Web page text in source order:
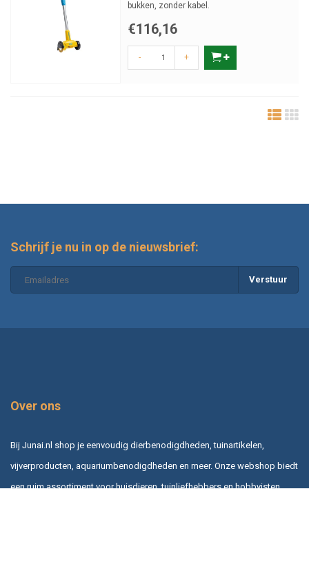
bukken, zonder kabel.
€116,16
- +
Schrijf je nu in op de nieuwsbrief:
Verstuur
Over ons
Bij Junai.nl shop je eenvoudig dierbenodigdheden, tuinartikelen,
vijverproducten, aquariumbenodigdheden en meer. Onze webshop biedt
een ruim assortiment voor huisdieren, tuinliefhebbers en hobbyisten,